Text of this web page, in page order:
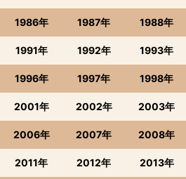
1986年 1987年 1988年
1991年 1992年 1993年
1996年 1997年 1998年
2001年 2002年 2003年
2006年 2007年 2008年
2011年 2012年 2013年